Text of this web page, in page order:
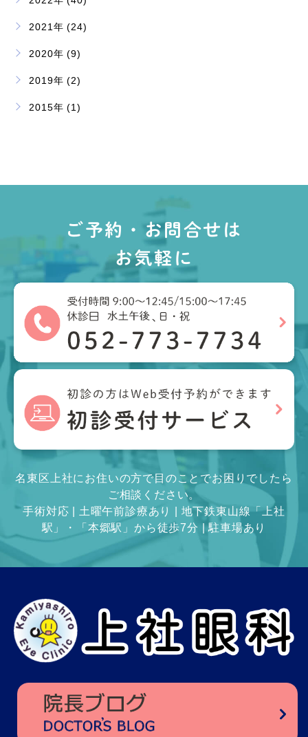
2021年 (24)
2020年 (9)
2019年 (2)
2015年 (1)
ご予約・お問合せは
お気軽に
名東区上社にお住いの方で目のことでお困りでしたら
ご相談ください。
手術対応 | 土曜午前診療あり | 地下鉄東山線「上社
駅」・「本郷駅」から徒歩7分 | 駐車場あり